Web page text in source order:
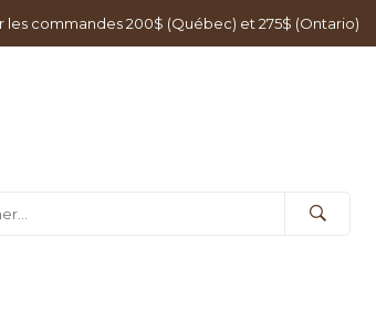
les commandes 200$ (Québec) et 275$ (Ontario)